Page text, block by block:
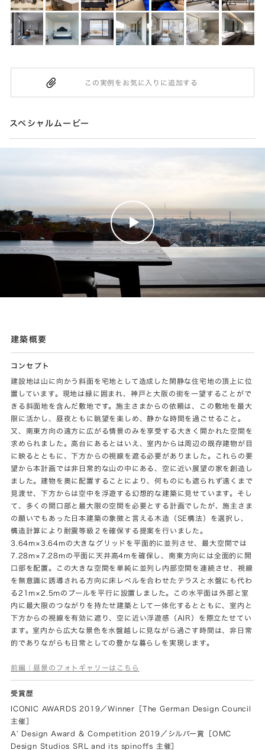
スペシャルムービー
建築概要
コンセプト
建設地は山に向かう斜面を宅地として造成した閑静な住宅地の頂上に位
置しています。現地は緑に囲まれ、神戸と大阪の街を一望することがで
きる斜面地を含んだ敷地です。施主さまからの依頼は、この敷地を最大
限に活かし、昼夜ともに眺望を楽しめ、静かな時間を過ごせること。
又、南東方向の遠方に広がる情景のみを享受する大きく開かれた空間を
求められました。高台にあるとはいえ、室内からは周辺の既存建物が目
に映るとともに、下方からの視線を遮る必要がありました。これらの要
望から本計画では非日常的な山の中にある、空に近い展望の家を創造し
ました。建物を奥に配置することにより、何ものにも遮られず遠くまで
見渡せ、下方からは空中を浮遊する幻想的な建築に見せています。そし
て、多くの開口部と最大限の空間を必要とする計画でしたが、施主さま
の願いでもあった日本建築の象徴と言える木造（SE構法）を選択し、
構造計算により耐震等級２を確保する提案を行いました。
3.64m×3.64mの大きなグリッドを平面的に並列させ、最大空間では
7.28m×7.28mの平面に天井高4mを確保し、南東方向には全面的に開
口部を配置。この大きな空間を単純に並列し内部空間を連続させ、視線
を無意識に誘導される方向に床レベルを合わせたテラスと水盤にも代わ
る21m×2.5mのプールを平行に設置しました。この水平面は外部と室
内に最大限のつながりを持たせ建築として一体化するとともに、室内と
下方からの視線を有効に遮り、空に近い浮遊感（AIR）を際立たせてい
ます。室内から広大な景色を水盤越しに見ながら過ごす時間は、非日常
的でありながらも日常としての豊かな暮らしを実現します。
前編｜昼景のフォトギャリーはこちら
受賞歴
ICONIC AWARDS 2019／Winner［The German Design Council
主催］
A’ Design Award & Competition 2019／シルバー賞［OMC
Design Studios SRL and its spinoffs 主催］